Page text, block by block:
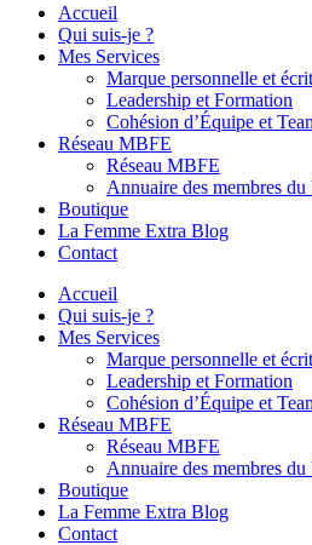
Accueil
Qui suis-je ?
Mes Services
Marque personnelle et
Leadership et Formation
Cohésion d’Équipe et
Réseau MBFE
Réseau MBFE
Annuaire des membres
Boutique
La Femme Extra Blog
Contact
Accueil
Qui suis-je ?
Mes Services
Marque personnelle et
Leadership et Formation
Cohésion d’Équipe et
Réseau MBFE
Réseau MBFE
Annuaire des membres
Boutique
La Femme Extra Blog
Contact